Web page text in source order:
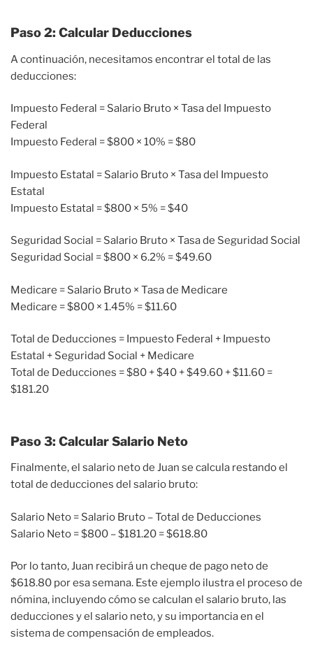
Paso 2: Calcular Deducciones
A continuación, necesitamos encontrar el total de las
deducciones:
Impuesto Federal = Salario Bruto × Tasa del Impuesto
Federal
Impuesto Federal = $800 × 10% = $80
Impuesto Estatal = Salario Bruto × Tasa del Impuesto
Estatal
Impuesto Estatal = $800 × 5% = $40
Seguridad Social = Salario Bruto × Tasa de Seguridad Social
Seguridad Social = $800 × 6.2% = $49.60
Medicare = Salario Bruto × Tasa de Medicare
Medicare = $800 × 1.45% = $11.60
Total de Deducciones = Impuesto Federal + Impuesto
Estatal + Seguridad Social + Medicare
Total de Deducciones = $80 + $40 + $49.60 + $11.60 =
$181.20
Paso 3: Calcular Salario Neto
Finalmente, el salario neto de Juan se calcula restando el
total de deducciones del salario bruto:
Salario Neto = Salario Bruto – Total de Deducciones
Salario Neto = $800 – $181.20 = $618.80
Por lo tanto, Juan recibirá un cheque de pago neto de
$618.80 por esa semana. Este ejemplo ilustra el proceso de
nómina, incluyendo cómo se calculan el salario bruto, las
deducciones y el salario neto, y su importancia en el
sistema de compensación de empleados.